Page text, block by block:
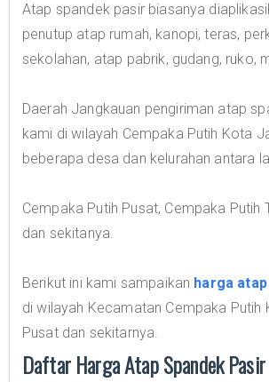
Atap spandek pasir biasanya
penutup atap rumah, kanopi, teras,
sekolahan, atap pabrik, gudang, ruko,
Daerah Jangkauan pengiriman atap
kami di wilayah Cempaka Putih Kota
beberapa desa dan kelurahan antara
Cempaka Putih Pusat, Cempaka Putih
dan sekitanya.
Berikut ini kami sampaikan harga
di wilayah Kecamatan Cempaka Putih
Pusat dan sekitarnya.
Daftar Harga Atap Spandek